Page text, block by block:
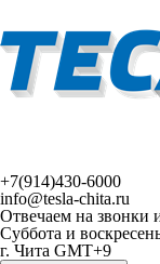
+7(914)430-6000
info@tesla-chita.ru
Отвечаем на звонки
Суббота и
г. Чита GMT+9